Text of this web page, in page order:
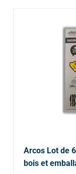
Arcos Lot de
bois et